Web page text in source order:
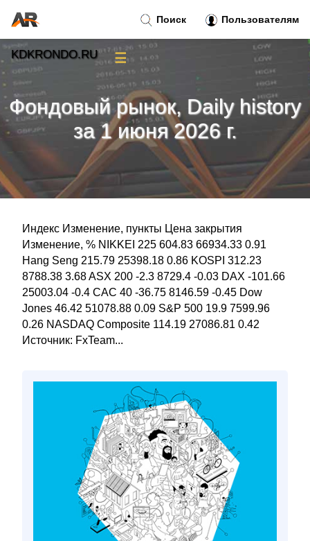
Фондовый рынок, Daily history
за 1 июня 2026 г.
Индекс Изменение, пункты Цена закрытия
Изменение, % NIKKEI 225 604.83 66934.33 0.91
Hang Seng 215.79 25398.18 0.86 KOSPI 312.23
8788.38 3.68 ASX 200 -2.3 8729.4 -0.03 DAX -101.66
25003.04 -0.4 CAC 40 -36.75 8146.59 -0.45 Dow
Jones 46.42 51078.88 0.09 S&P 500 19.9 7599.96
0.26 NASDAQ Composite 114.19 27086.81 0.42
Источник: FxTeam...
Поиск Пользователям
KDKRONDO.RU ☰
Тренды новостей»
Правила»
Контакт»